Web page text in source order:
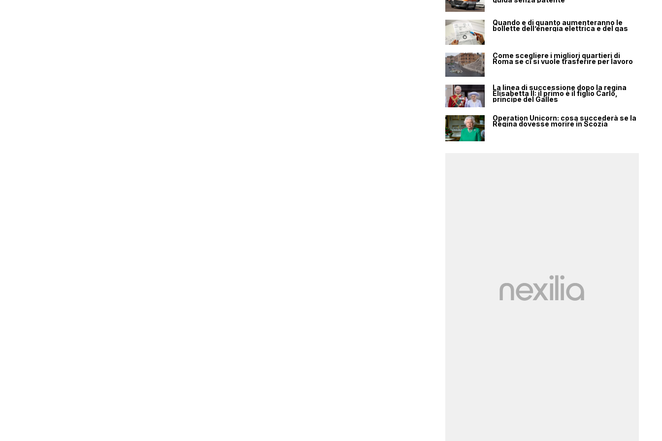
Quando e di quanto aumenteranno le
bollette dell’energia elettrica e del gas
Come scegliere i migliori quartieri di
Roma se ci si vuole trasferire per lavoro
La linea di successione dopo la regina
Elisabetta II: il primo è il figlio Carlo,
principe del Galles
Operation Unicorn: cosa succederà se la
Regina dovesse morire in Scozia